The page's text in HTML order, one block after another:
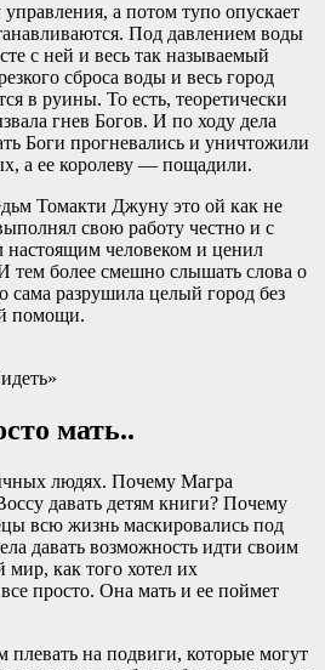
а потом тупо опускает
Под давлением воды
с ней и весь так называемый
сброса воды и весь город
в руины. То есть, теоретически
гнев Богов. И по ходу дела
Боги прогневались и уничтожили
а ее королеву — пощадили.
Томакти Джуну это ой как не
свою работу честно и с
настоящим человеком и ценил
тем более смешно слышать слова о
сама разрушила целый город без
помощи.
мать..
людях. Почему Магра
давать детям книги? Почему
всю жизнь маскировались под
давать возможность идти своим
как того хотел их
просто. Она мать и ее поймет
на подвиги, которые могут